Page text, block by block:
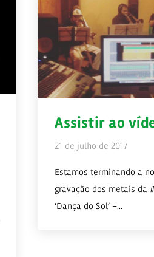
Assistir ao
21 de julho de 2017
Estamos terminando a
gravação dos metais da
‘Dança do Sol’ –...